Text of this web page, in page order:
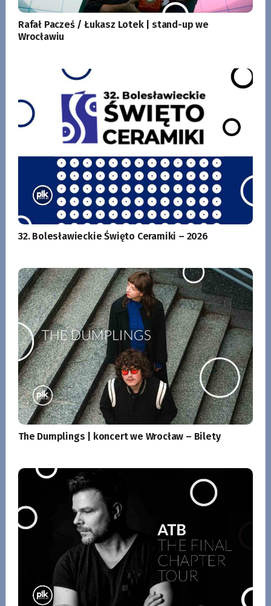
Rafał Pacześ / Łukasz Lotek | stand-up we
Wrocławiu
32. Bolesławieckie Święto Ceramiki – 2026
The Dumplings | koncert we Wrocław – Bilety